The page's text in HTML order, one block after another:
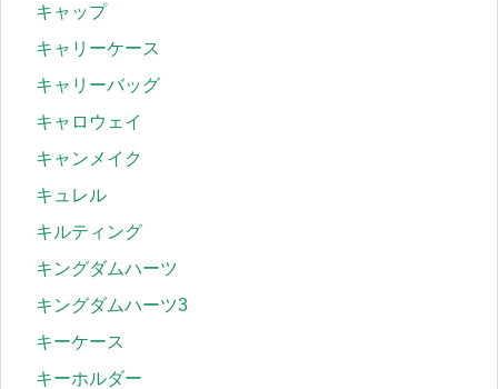
キャップ
キャリーケース
キャリーバッグ
キャロウェイ
キャンメイク
キュレル
キルティング
キングダムハーツ
キングダムハーツ3
キーケース
キーホルダー